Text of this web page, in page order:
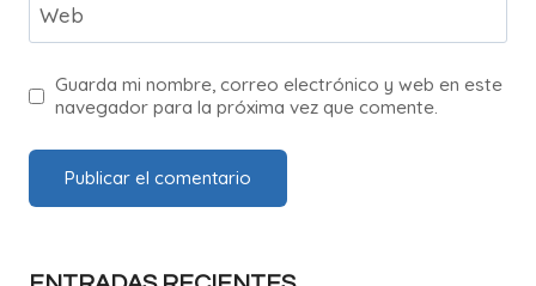
Web
Guarda mi nombre, correo electrónico y web en este
navegador para la próxima vez que comente.